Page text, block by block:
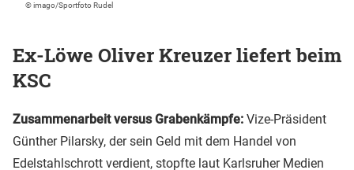
© imago/Sportfoto Rudel
Ex-Löwe Oliver Kreuzer liefert beim
KSC
Zusammenarbeit versus Grabenkämpfe: Vize-Präsident
Günther Pilarsky, der sein Geld mit dem Handel von
Edelstahlschrott verdient, stopfte laut Karlsruher Medien